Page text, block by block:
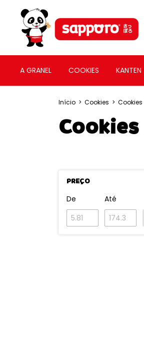
A GRANEL COOKIES KANTEN
Início > Cookies > Cookies
PREÇO
De Até